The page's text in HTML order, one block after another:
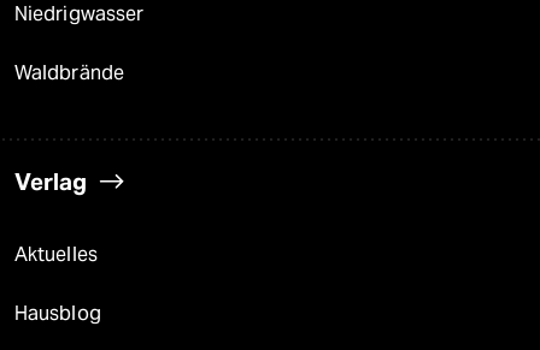
Niedrigwasser
Waldbrände
Verlag
Aktuelles
Hausblog